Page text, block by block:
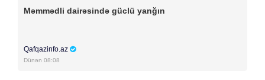
Məmmədli dairəsində güclü yanğın
Qafqazinfo.az
Dünən 08:08